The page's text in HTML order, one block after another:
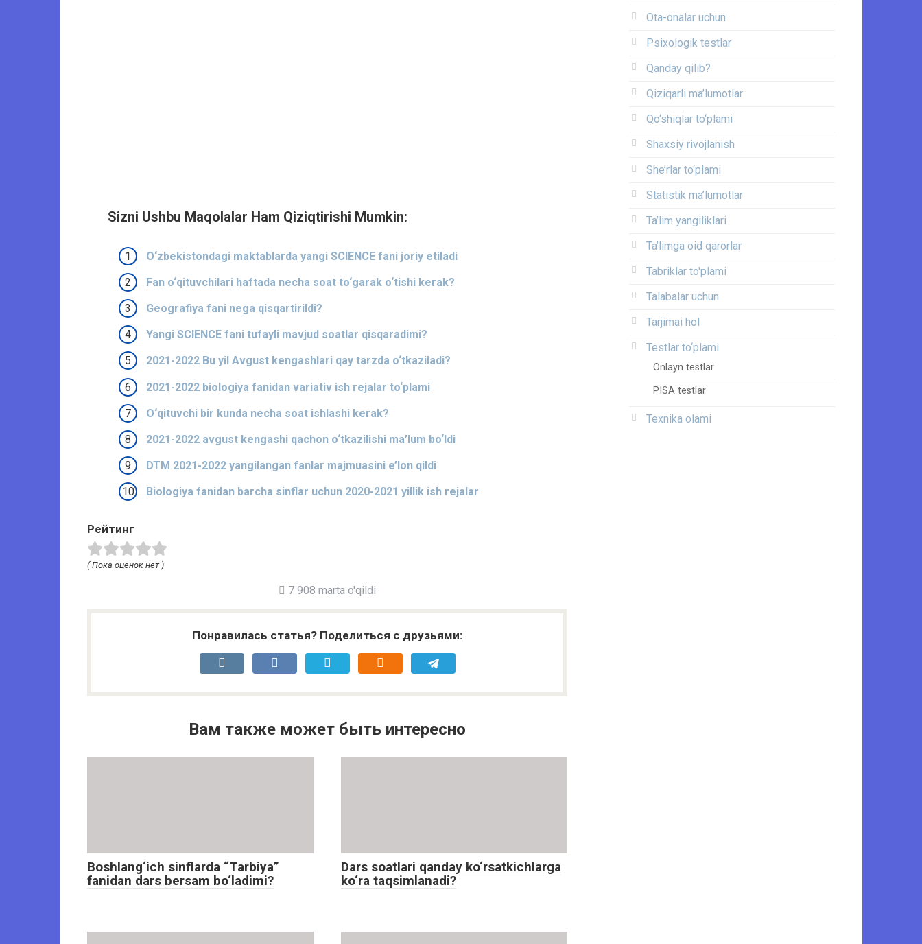
Sizni Ushbu Maqolalar Ham Qiziqtirishi Mumkin:
O‘zbekistondagi maktablarda yangi SCIENCE fani joriy etiladi
Fan o‘qituvchilari haftada necha soat to‘garak o‘tishi kerak?
Geografiya fani nega qisqartirildi?
Yangi SCIENCE fani tufayli mavjud soatlar qisqaradimi?
2021-2022 Bu yil Avgust kengashlari qay tarzda o‘tkaziladi?
2021-2022 biologiya fanidan variativ ish rejalar to‘plami
O‘qituvchi bir kunda necha soat ishlashi kerak?
2021-2022 avgust kengashi qachon o‘tkazilishi ma’lum bo‘ldi
DTM 2021-2022 yangilangan fanlar majmuasini e’lon qildi
Biologiya fanidan barcha sinflar uchun 2020-2021 yillik ish rejalar
Рейтинг
( Пока оценок нет )
7 908 marta o'qildi
Понравилась статья? Поделиться с друзьями:
Вам также может быть интересно
Boshlang‘ich sinflarda “Tarbiya”
fanidan dars bersam bo‘ladimi?
Dars soatlari qanday ko‘rsatkichlarga
ko‘ra taqsimlanadi?
Ota-onalar uchun
Psixologik testlar
Qanday qilib?
Qiziqarli ma’lumotlar
Qo‘shiqlar to‘plami
Shaxsiy rivojlanish
She’rlar to‘plami
Statistik ma’lumotlar
Ta’lim yangiliklari
Ta’limga oid qarorlar
Tabriklar to'plami
Talabalar uchun
Tarjimai hol
Testlar to‘plami
Onlayn testlar
PISA testlar
Texnika olami